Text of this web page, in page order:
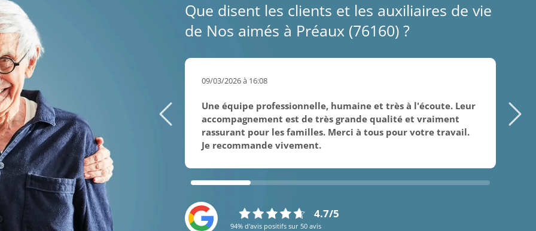
Que disent les clients et les auxiliaires de vie
de Nos aimés à Préaux (76160) ?
09/03/2026 à 16:08
Une équipe professionnelle, humaine et très à l'écoute. Leur
accompagnement est de très grande qualité et vraiment
rassurant pour les familles. Merci à tous pour votre travail.
Je recommande vivement.
4.7/5
94% d'avis positifs sur 50 avis